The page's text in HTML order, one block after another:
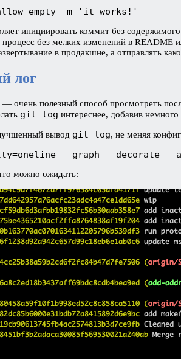
empty -m 'it works!'
инициировать коммит без
процесс без мелких изменений в README
в продакшне, а отправлять
лог
— очень полезный способ просмотреть
git log интереснее, добавив
вывод git log, не меняя
--graph --decorate --
можно ожидать: